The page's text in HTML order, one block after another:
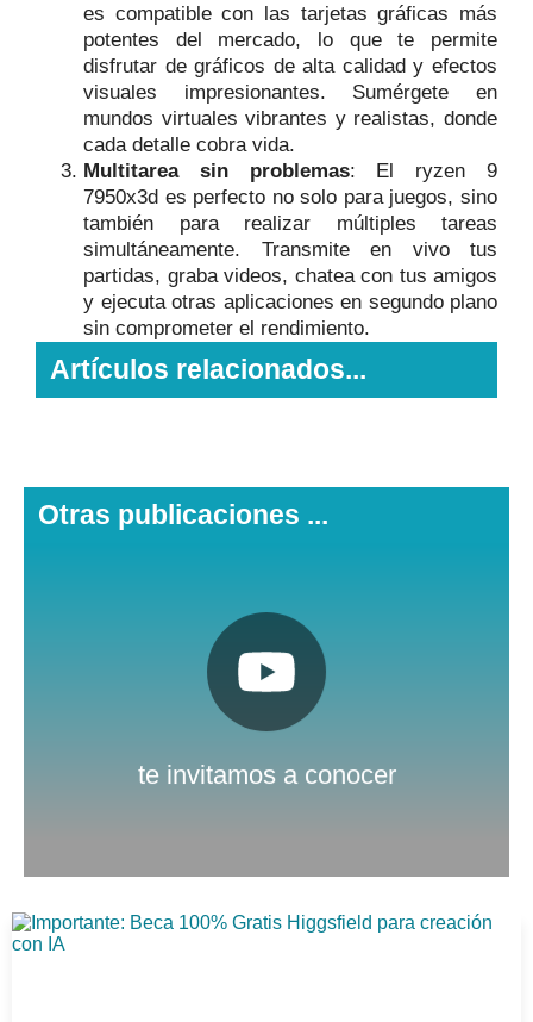
es compatible con las tarjetas gráficas más
potentes del mercado, lo que te permite
disfrutar de gráficos de alta calidad y efectos
visuales impresionantes. Sumérgete en
mundos virtuales vibrantes y realistas, donde
cada detalle cobra vida.
Multitarea sin problemas: El ryzen 9
7950x3d es perfecto no solo para juegos, sino
también para realizar múltiples tareas
simultáneamente. Transmite en vivo tus
partidas, graba videos, chatea con tus amigos
y ejecuta otras aplicaciones en segundo plano
sin comprometer el rendimiento.
Artículos relacionados...
Otras publicaciones ...
te invitamos a conocer
Pulsa aquí